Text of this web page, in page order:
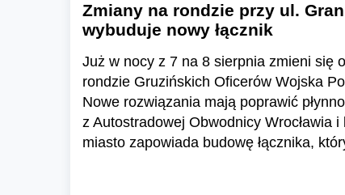
Zmiany na rondzie przy ul.
wybuduje nowy łącznik
Już w nocy z 7 na 8 sierpnia zmieni się
rondzie Gruzińskich Oficerów Wojska
Nowe rozwiązania mają poprawić
z Autostradowej Obwodnicy Wrocławia
miasto zapowiada budowę łącznika,